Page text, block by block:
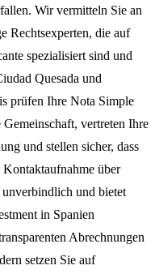
Wir vermitteln Sie an
Rechtsexperten, die auf
spezialisiert sind und
Quesada und
prüfen Ihre Nota Simple
vertreten Ihre
und stellen sicher, dass
über
und bietet
in Spanien
Abrechnungen
setzen Sie auf